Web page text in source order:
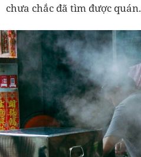
chưa chắc đã tìm được quán.